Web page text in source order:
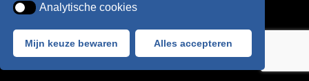
BancontactVisa
Analytische cookies
Analytische cookies
Mijn keuze bewaren Alles accepteren